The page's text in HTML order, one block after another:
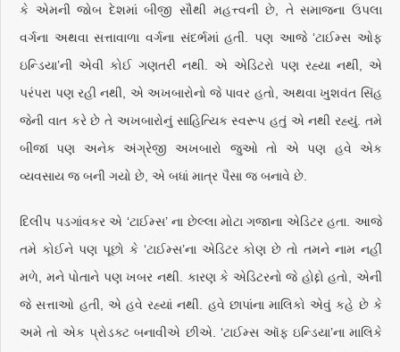
કે એમની જોબ દેશમાં બીજી સૌથી મહત્ત્વની છે, તે સમાજના ઉપલા
વર્ગના અથવા સત્તાવાળા વર્ગના સંદર્ભમાં હતી. પણ આજે ‘ટાઈમ્સ ઓફ
ઇન્ડિયા’ની એવી કોઈ ગણતરી નથી. એ એડિટરો પણ રહ્યા નથી, એ
પરંપરા પણ રહી નથી, એ અખબારોનો જે પાવર હતો, અથવા ખુશવંત સિંહ
જેની વાત કરે છે તે અખબારોનું સાહિત્યિક સ્વરૂપ હતું એ નથી રહ્યું. તમે
બીજાં પણ અનેક અંગ્રેજી અખબારો જુઓ તો એ પણ હવે એક
વ્યવસાય જ બની ગયો છે, એ બધાં માત્ર પૈસા જ બનાવે છે.
દિલીપ પડગાંવકર એ ‘ટાઈમ્સ’ ના છેલ્લા મોટા ગજાના એડિટર હતા. આજે
તમે કોઈને પણ પૂછો કે ‘ટાઈમ્સ’ના એડિટર કોણ છે તો તમને નામ નહીં
મળે, મને પોતાને પણ ખબર નથી. કારણ કે એડિટરનો જે હોદ્દો હતો, એની
જે સત્તાઓ હતી, એ હવે રહ્યાં નથી. હવે છાપાંના માલિકો એવું કહે છે કે
અમે તો એક પ્રોડક્ટ બનાવીએ છીએ. ‘ટાઈમ્સ ઑફ ઇન્ડિયા’ના માલિકે